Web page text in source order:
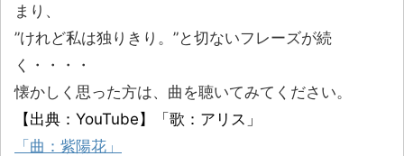
まり、
”けれど私は独りきり。”と切ないフレーズが続
く・・・・
懐かしく思った方は、曲を聴いてみてください。
【出典：YouTube】
「歌：アリス」
「曲：紫陽花」